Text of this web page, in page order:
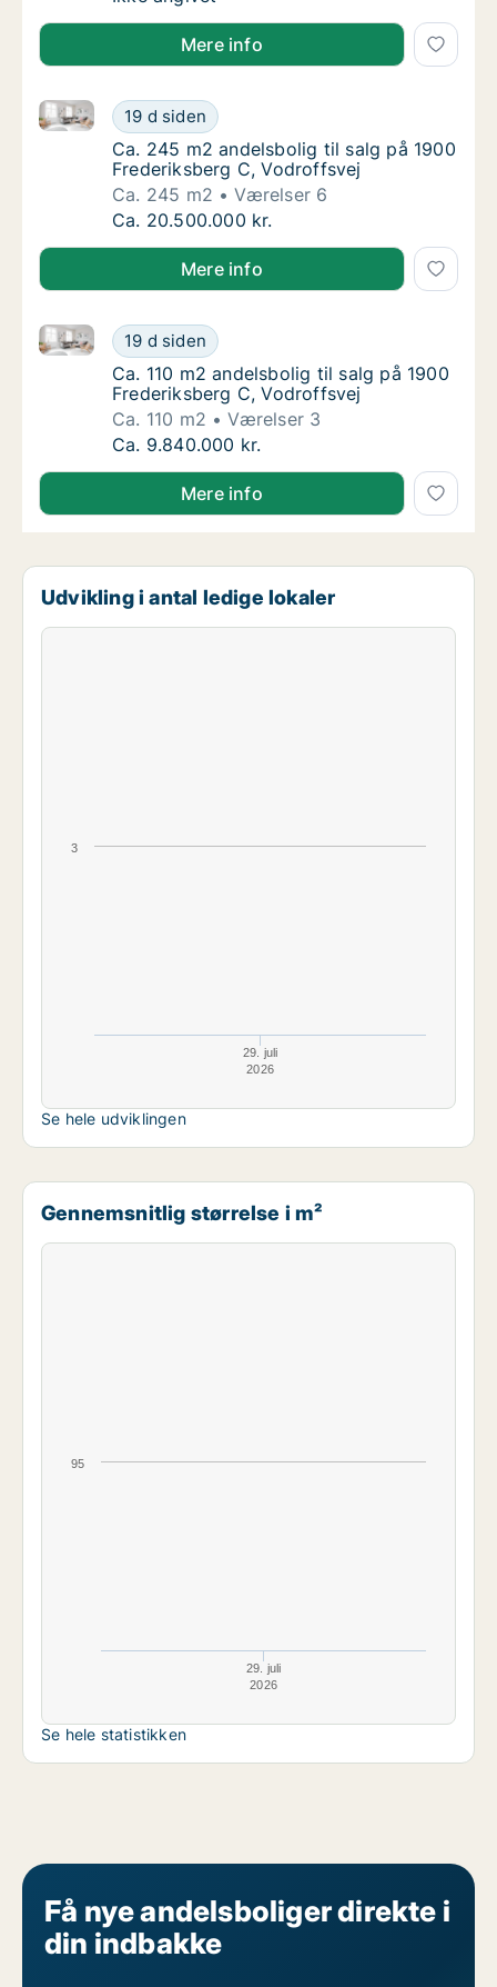
Mere info
Ca. 245 m2 andelsbolig til salg på 1900
19 d siden
Ca. 245 m2 andelsbolig til salg på 1900
Ca. 245 m2 andelsbolig til salg på 1900
Ca. 245 m2 andelsbolig til salg på 1900
Frederiksberg C, Vodroffsvej
Ca. 245 m2
Værelser 6
Ca. 245 m2 andelsbolig til salg på 1900
Ca. 20.500.000 kr.
Mere info
Ca. 110 m2 andelsbolig til salg på 1900
19 d siden
Ca. 110 m2 andelsbolig til salg på 1900
Ca. 110 m2 andelsbolig til salg på 1900
Ca. 110 m2 andelsbolig til salg på 1900
Frederiksberg C, Vodroffsvej
Ca. 110 m2
Værelser 3
Ca. 110 m2 andelsbolig til salg på 1900
Ca. 9.840.000 kr.
Mere info
Udvikling i antal ledige lokaler
29. juli
2026
3
Se hele udviklingen
Gennemsnitlig størrelse i m²
29. juli
2026
95
Se hele statistikken
Få nye andelsboliger direkte i
din indbakke